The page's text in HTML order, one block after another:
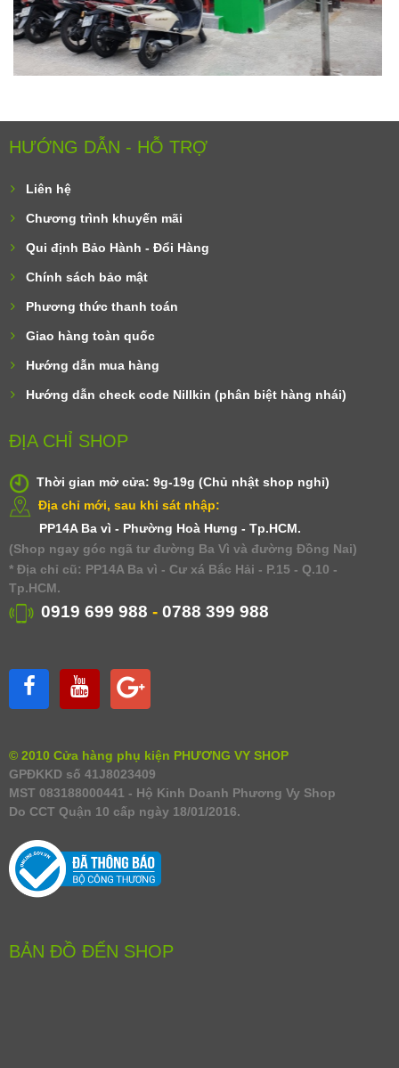
HƯỚNG DẪN - HỖ TRỢ
Liên hệ
Chương trình khuyến mãi
Qui định Bảo Hành - Đổi Hàng
Chính sách bảo mật
Phương thức thanh toán
Giao hàng toàn quốc
Hướng dẫn mua hàng
Hướng dẫn check code Nillkin (phân biệt hàng nhái)
ĐỊA CHỈ SHOP
Thời gian mở cửa: 9g-19g (Chủ nhật shop nghỉ)
Địa chỉ mới, sau khi sát nhập:
PP14A Ba vì - Phường Hoà Hưng - Tp.HCM.
(Shop ngay góc ngã tư đường Ba Vì và đường Đồng Nai)
* Địa chỉ cũ: PP14A Ba vì - Cư xá Bắc Hải - P.15 - Q.10 -
Tp.HCM.
0919 699 988 - 0788 399 988
© 2010 Cửa hàng phụ kiện PHƯƠNG VY SHOP
GPĐKKD số 41J8023409
MST 083188000441 - Hộ Kinh Doanh Phương Vy Shop
Do CCT Quận 10 cấp ngày 18/01/2016.
BẢN ĐỒ ĐẾN SHOP